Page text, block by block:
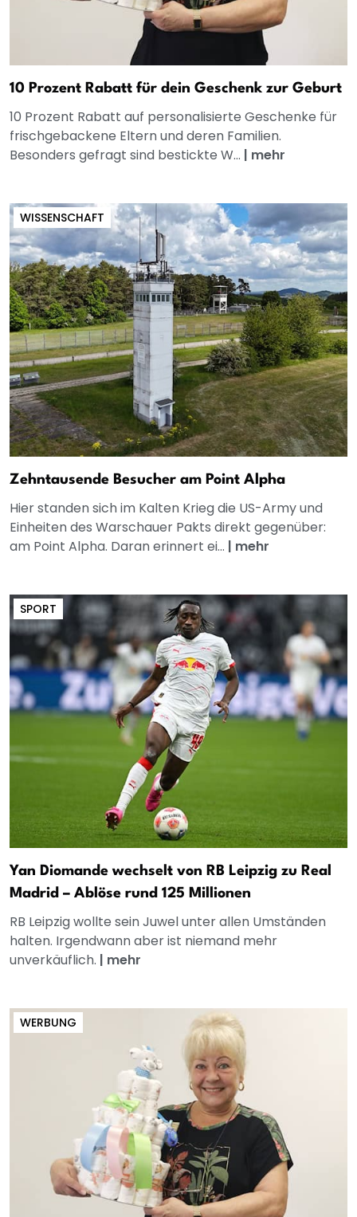
10 Prozent Rabatt für dein Geschenk zur Geburt
10 Prozent Rabatt auf personalisierte Geschenke für
frischgebackene Eltern und deren Familien.
Besonders gefragt sind bestickte W... | mehr
WISSENSCHAFT
Zehntausende Besucher am Point Alpha
Hier standen sich im Kalten Krieg die US-Army und
Einheiten des Warschauer Pakts direkt gegenüber:
am Point Alpha. Daran erinnert ei... | mehr
SPORT
Yan Diomande wechselt von RB Leipzig zu Real
Madrid – Ablöse rund 125 Millionen
RB Leipzig wollte sein Juwel unter allen Umständen
halten. Irgendwann aber ist niemand mehr
unverkäuflich. | mehr
WERBUNG